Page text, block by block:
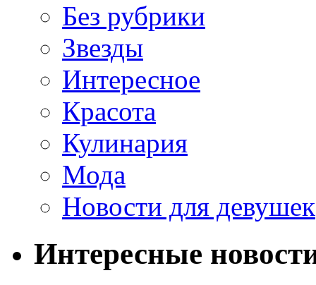
Без рубрики
Звезды
Интересное
Красота
Кулинария
Мода
Новости для девушек
Интересные